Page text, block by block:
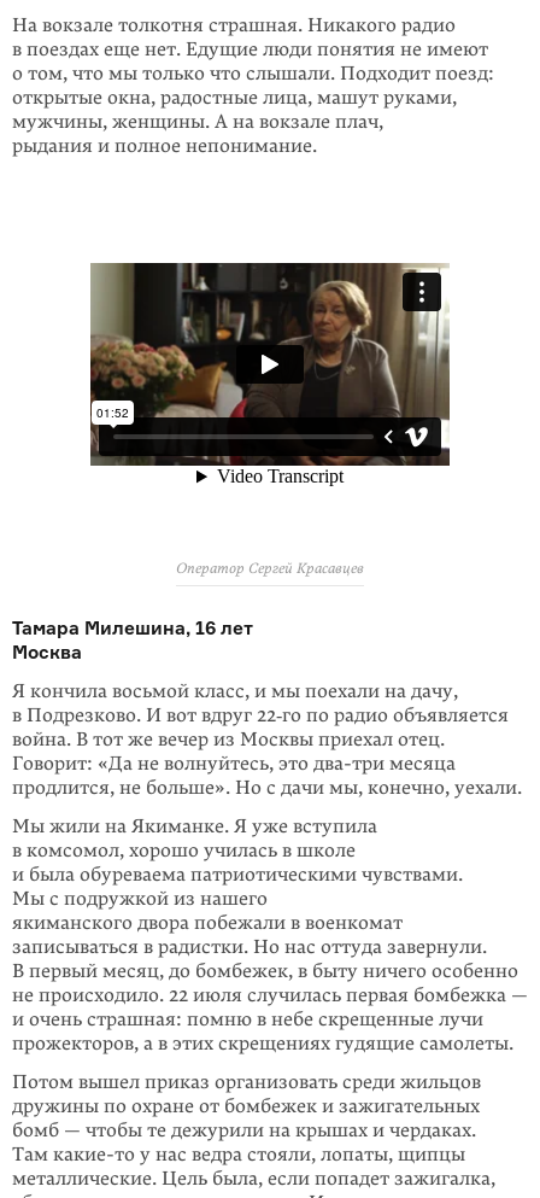
На вокзале толкотня страшная. Никакого радио
в поездах еще нет. Едущие люди понятия не имеют
о том, что мы только что слышали. Подходит поезд:
открытые окна, радостные лица, машут руками,
мужчины, женщины. А на вок­зале плач,
рыдания и полное непонимание.
Оператор Сергей Красавцев
Тамара Милешина, 16 лет
Москва
Я кончила восьмой класс, и мы поехали на дачу,
в Подрезково. И вот вдруг 22‑го по радио объявляется
война. В тот же вечер из Москвы приехал отец.
Говорит: «Да не волнуйтесь, это два-три месяца
продлится, не больше». Но с дачи мы, конечно, уехали.
Мы жили на Якиманке. Я уже вступила
в комсомол, хорошо училась в школе
и была обуреваема патриотическими чувствами.
Мы с подружкой из нашего
якиманского двора побежали в военкомат
записываться в радистки. Но нас оттуда завернули.
В первый месяц, до бомбежек, в быту ничего особенно
не происходило. 22 июля случилась первая бомбежка —
и очень страшная: помню в небе скрещенные лучи
прожекторов, а в этих скрещениях гудящие самолеты.
Потом вышел приказ организовать среди жильцов
дружины по охране от бом­бежек и зажигательных
бомб — чтобы те дежурили на крышах и чердаках.
Там какие-то у нас ведра стояли, лопаты, щипцы
металлические. Цель была, если попадет зажигалка,